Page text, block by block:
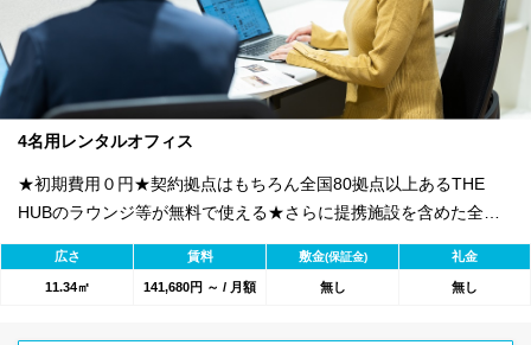
4名用レンタルオフィス
★初期費用０円★契約拠点はもちろん全国80拠点以上あるTHE
HUBのラウンジ等が無料で使える★さらに提携施設を含めた全
1800のワークスペースが利用可能★
広さ 賃料 敷金(保証金) 礼金
11.34㎡ 141,680円 ～ / 月額 無し 無し